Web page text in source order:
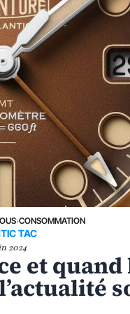
›CONSOMMATION
TAC
2024
et